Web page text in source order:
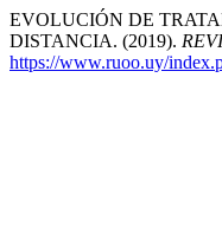
EVOLUCIÓN DE
DISTANCIA. (2019).
https://www.ruoo.uy/